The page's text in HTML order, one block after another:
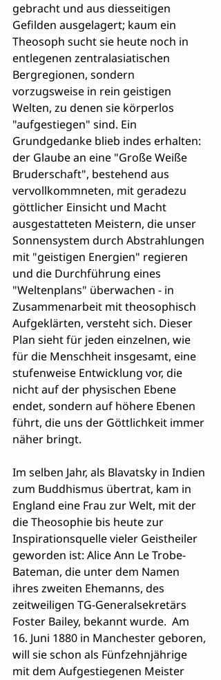
gebracht und aus diesseitigen
Gefilden ausgelagert; kaum ein
Theosoph sucht sie heute noch in
entlegenen zentralasiatischen
Bergregionen, sondern
vorzugsweise in rein geistigen
Welten, zu denen sie körperlos
"aufgestiegen" sind. Ein
Grundgedanke blieb indes erhalten:
der Glaube an eine "Große Weiße
Bruderschaft", bestehend aus
vervollkommneten, mit geradezu
göttlicher Einsicht und Macht
ausgestatteten Meistern, die unser
Sonnensystem durch Abstrahlungen
mit "geistigen Energien" regieren
und die Durchführung eines
"Weltenplans" überwachen - in
Zusammenarbeit mit theosophisch
Aufgeklärten, versteht sich. Dieser
Plan sieht für jeden einzelnen, wie
für die Menschheit insgesamt, eine
stufenweise Entwicklung vor, die
nicht auf der physischen Ebene
endet, sondern auf höhere Ebenen
führt, die uns der Göttlichkeit immer
näher bringt.
Im selben Jahr, als Blavatsky in Indien
zum Buddhismus übertrat, kam in
England eine Frau zur Welt, mit der
die Theosophie bis heute zur
Inspirationsquelle vieler Geistheiler
geworden ist: Alice Ann Le Trobe-
Bateman, die unter dem Namen
ihres zweiten Ehemanns, des
zeitweiligen TG-Generalsekretärs
Foster Bailey, bekannt wurde.  Am
16. Juni 1880 in Manchester geboren,
will sie schon als Fünfzehnjährige
mit dem Aufgestiegenen Meister